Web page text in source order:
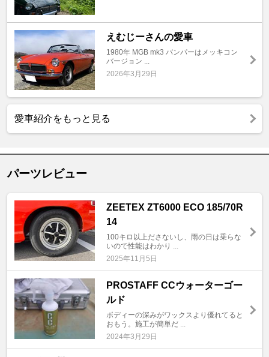
えむじーさんの愛車
1980年 MGB mk3 バンパーはメッキコン
バージョン ...
2026年3月29日
愛車紹介をもっと見る
パーツレビュー
ZEETEX ZT6000 ECO 185/70R
14
100キロ以上ださないし、雨の日は乗らな
いので性能はわかり ...
2025年11月5日
PROSTAFF CCウォーターゴー
ルド
ボディーの深みがワックスより優れてると
おもう。施工が簡単だ ...
2024年3月29日